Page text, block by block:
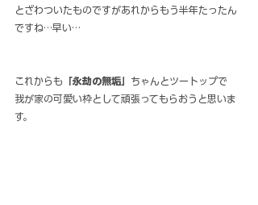
とざわついたものですがあれからもう半年たったん
ですね…早い…
これからも 「永劫の無垢」 ちゃんとツートップで
我が家の可愛い枠として頑張ってもらおうと思いま
す。